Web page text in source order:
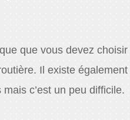
que vous devez
Il existe
c’est un peu difficile.